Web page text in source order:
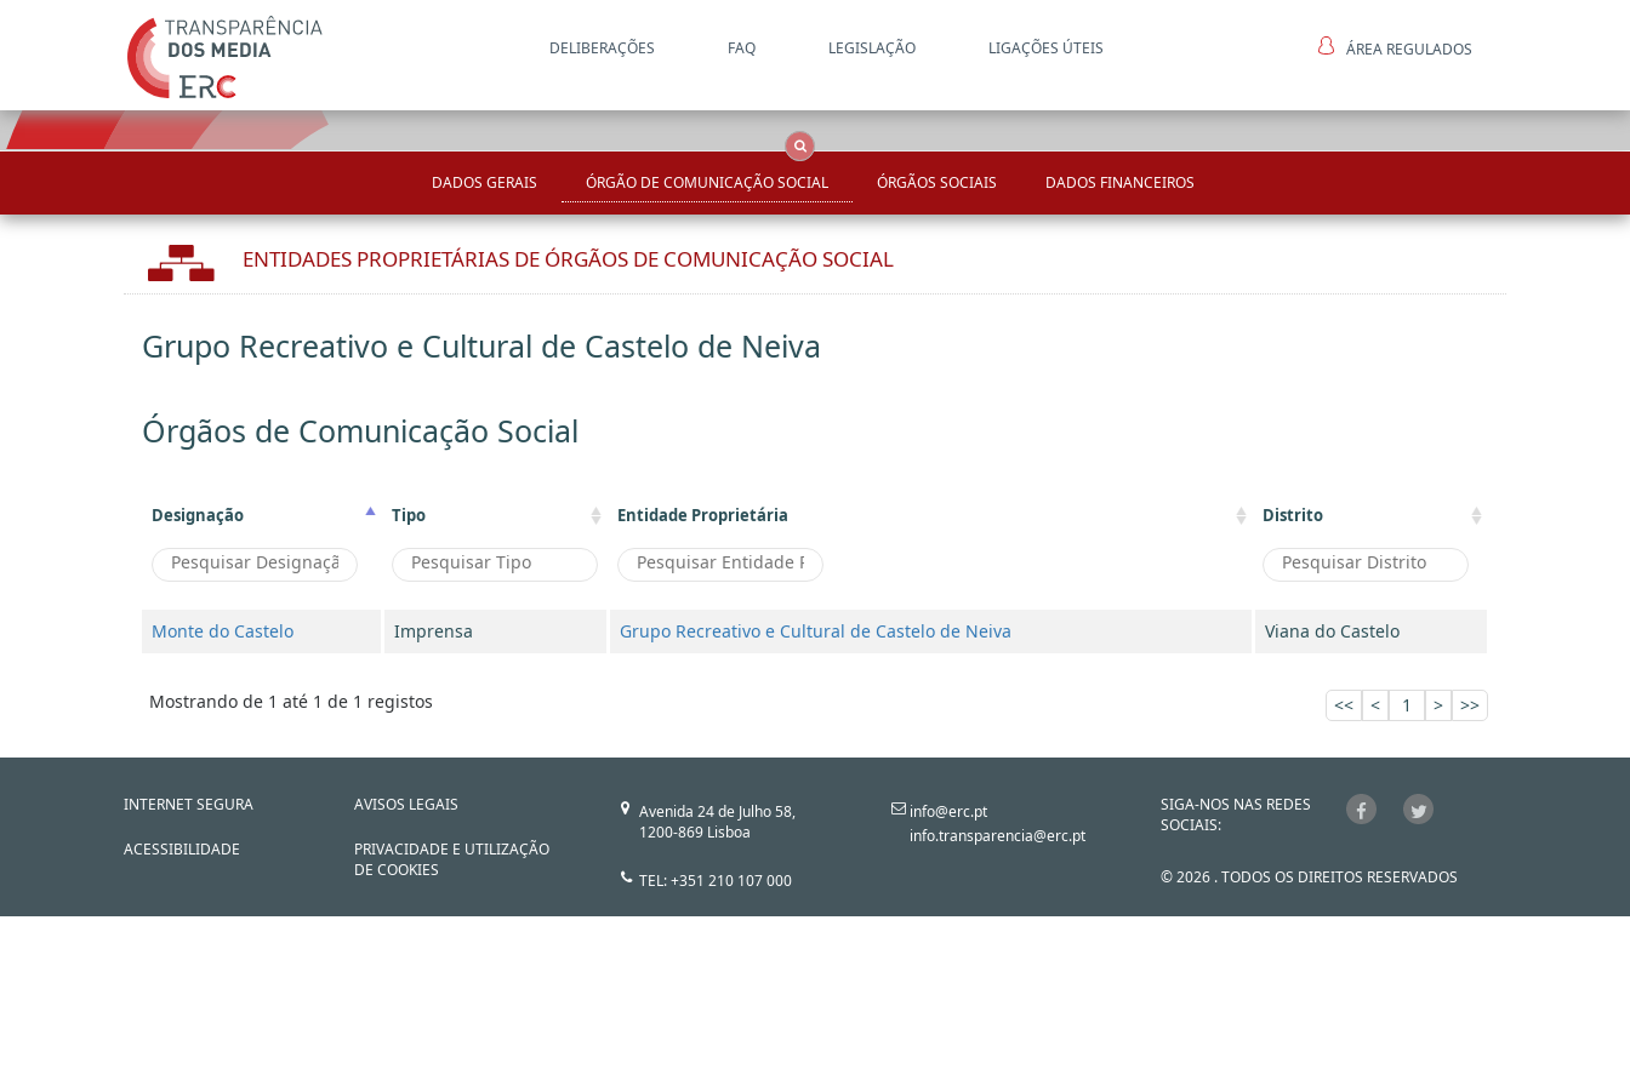
DELIBERAÇÕES FAQ LEGISLAÇÃO LIGAÇÕES ÚTEIS ÁREA REGULADOS
DADOS GERAIS ÓRGÃO DE COMUNICAÇÃO SOCIAL ÓRGÃOS SOCIAIS DADOS FINANCEIROS
ENTIDADES PROPRIETÁRIAS DE ÓRGÃOS DE COMUNICAÇÃO SOCIAL
Grupo Recreativo e Cultural de Castelo de Neiva
Órgãos de Comunicação Social
Designação Tipo Entidade Proprietária Distrito
Monte do Castelo Imprensa Grupo Recreativo e Cultural de Castelo de Neiva Viana do Castelo
Mostrando de 1 até 1 de 1 registos << < 1 > >>
INTERNET SEGURA
ACESSIBILIDADE
AVISOS LEGAIS
PRIVACIDADE E UTILIZAÇÃO
DE COOKIES
Avenida 24 de Julho 58,
1200-869 Lisboa
TEL: +351 210 107 000
info@erc.pt
info.transparencia@erc.pt
SIGA-NOS NAS REDES
SOCIAIS:
© 2026 . TODOS OS DIREITOS RESERVADOS